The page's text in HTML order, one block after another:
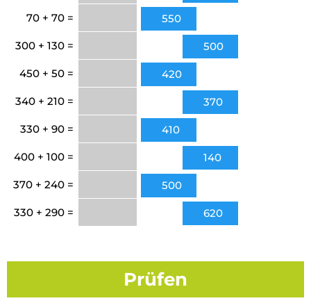
70 + 70 =
300 + 130 =
450 + 50 =
340 + 210 =
330 + 90 =
400 + 100 =
370 + 240 =
330 + 290 =
550
420
410
500
500
370
140
620
Prüfen